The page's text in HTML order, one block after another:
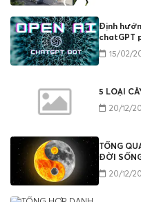
Định
chatGPT
15/02/
5 LOẠI
20/12/
TỔNG
ĐỜI
20/12/